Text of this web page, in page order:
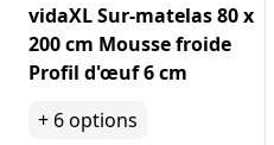
vidaXL Sur-matelas 80 x
200 cm Mousse froide
Profil d'œuf 6 cm
+ 6options